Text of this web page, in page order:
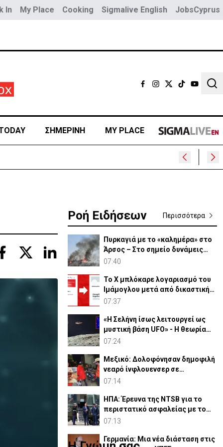
In My Place Cooking Sigmalive English JobsCyprus
ΣΗΜΕΡΙΝΗ MY PLACE
Ροή Ειδήσεων Περισσότερα
Πυρκαγιά με το «καλημέρα» στο
Άρσος – Στο σημείο δυνάμεις
πυρόσβεσης
07:40
Το X μπλόκαρε λογαριασμό του
Ιμάμογλου μετά από δικαστική
εντολή - Η αντιδραση
07:37
«Η Σελήνη ίσως λειτουργεί ως
μυστική βάση UFO» - Η θεωρία
Ουκρανών ερευνητών
07:24
Μεξικό: Δολοφόνησαν δημοφιλή
νεαρό ίνφλουενσερ σε
απευθείας μετάδοση
07:14
ΗΠΑ: Έρευνα της NTSB για το
περιστατικό ασφαλείας με το
ελικόπτερο του Τραμπ
07:13
Γερμανία: Μια νέα διάσταση στις